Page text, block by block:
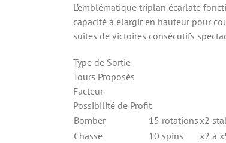
L’emblématique triplan écarlate
capacité à élargir en hauteur pour
suites de victoires consécutifs
Type de Sortie
Tours Proposés
Facteur
Possibilité de Profit
Bomber
15 rotationsx2
Chasse
10 spins x2 à